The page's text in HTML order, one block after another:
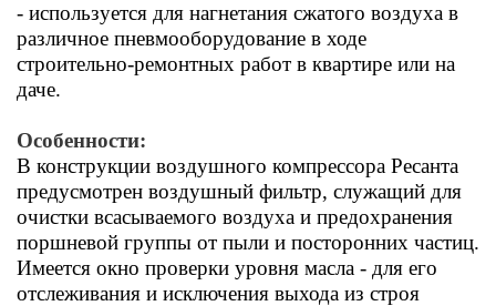
- используется для нагнетания сжатого воздуха в
различное пневмооборудование в ходе
строительно-ремонтных работ в квартире или на
даче.
Особенности:
В конструкции воздушного компрессора Ресанта
предусмотрен воздушный фильтр, служащий для
очистки всасываемого воздуха и предохранения
поршневой группы от пыли и посторонних частиц.
Имеется окно проверки уровня масла - для его
отслеживания и исключения выхода из строя